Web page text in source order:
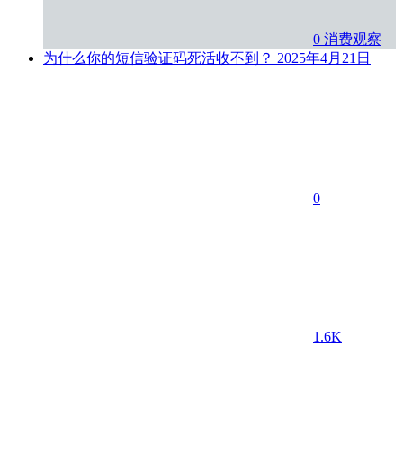
0 消费观察
为什么你的短信验证码死活收不到？ 2025年4月21日
0
1.6K